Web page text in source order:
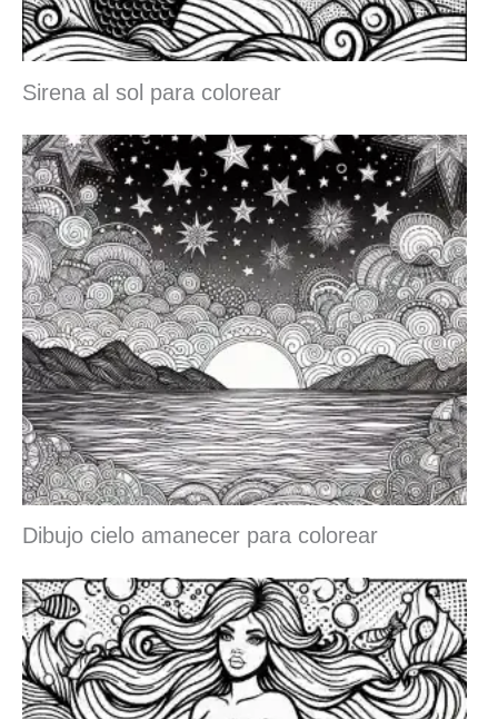
Sirena al sol para colorear
Dibujo cielo amanecer para colorear